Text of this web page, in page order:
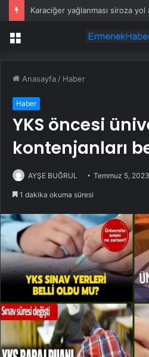
Menü
Anasayfa / Haber
Haber
YKS öncesi
kontenjanları
AYŞE BUĞRUL Temmuz 5, 2023
1 dakika okuma süresi